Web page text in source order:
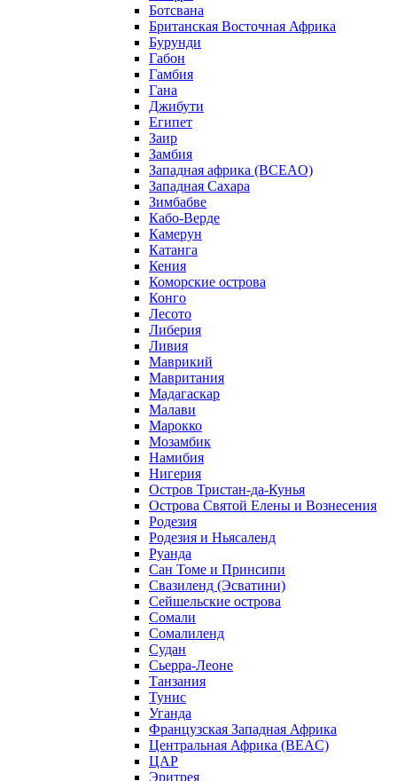
Ботсвана
Британская Восточная Африка
Бурунди
Габон
Гамбия
Гана
Джибути
Египет
Заир
Замбия
Западная африка (BCEAO)
Западная Сахара
Зимбабве
Кабо-Верде
Камерун
Катанга
Кения
Коморские острова
Конго
Лесото
Либерия
Ливия
Маврикий
Мавритания
Мадагаскар
Малави
Марокко
Мозамбик
Намибия
Нигерия
Остров Тристан-да-Кунья
Острова Святой Елены и Вознесения
Родезия
Родезия и Ньясаленд
Руанда
Сан Томе и Принсипи
Свазиленд (Эсватини)
Сейшельские острова
Сомали
Сомалиленд
Судан
Сьерра-Леоне
Танзания
Тунис
Уганда
Французская Западная Африка
Центральная Африка (BEAC)
ЦАР
Эритрея